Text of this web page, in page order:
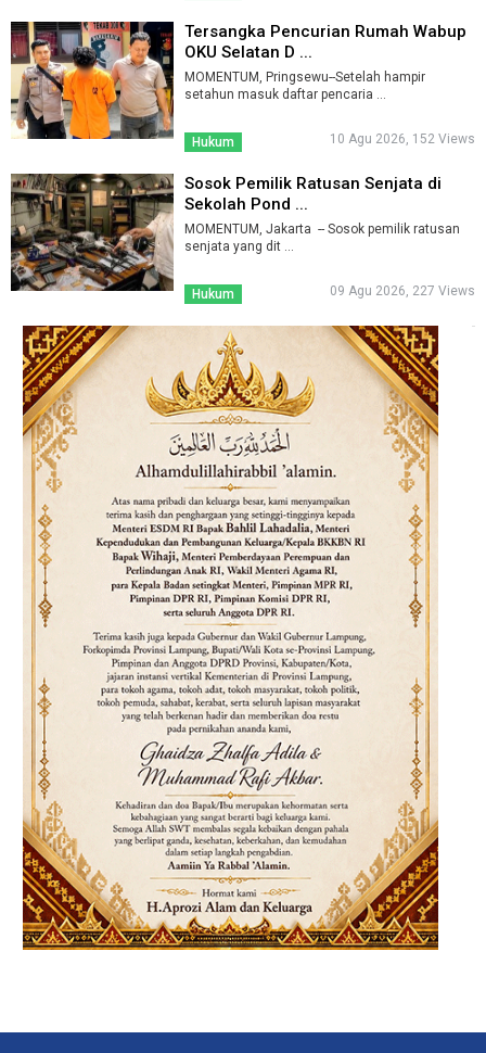
Tersangka Pencurian Rumah Wabup
OKU Selatan D ...
MOMENTUM, Pringsewu--Setelah hampir
setahun masuk daftar pencaria ...
Hukum 10 Agu 2026, 152 Views
Sosok Pemilik Ratusan Senjata di
Sekolah Pond ...
MOMENTUM, Jakarta -- Sosok pemilik ratusan
senjata yang dit ...
Hukum 09 Agu 2026, 227 Views